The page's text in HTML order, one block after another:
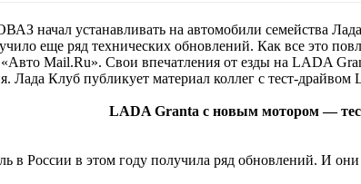
начал устанавливать на автомобили семейства
еще ряд технических обновлений. Как все это
Mail.Ru». Свои впечатления от езды на LADA
Лада Клуб публикует материал коллег с тест-
LADA Granta с новым мотором —
в России в этом году получила ряд обновлений. И